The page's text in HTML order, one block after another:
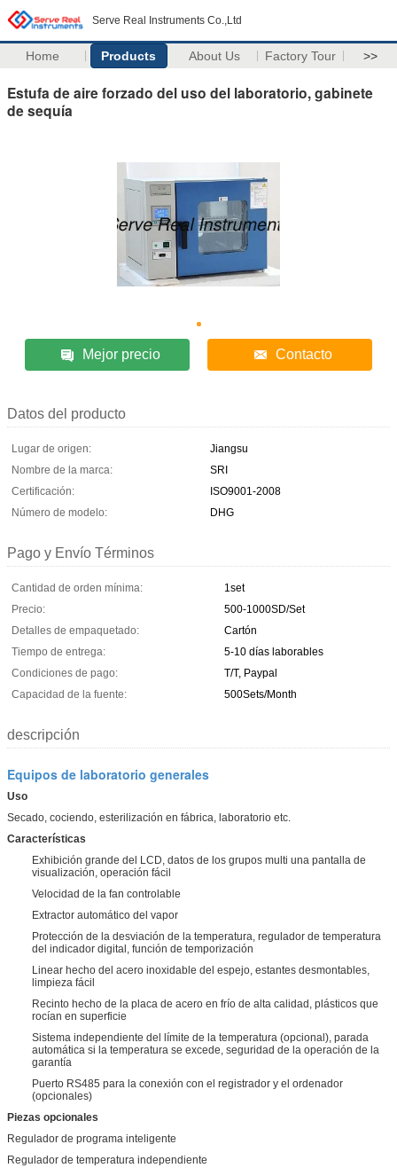
Serve Real Instruments Co.,Ltd
Home Products About Us Factory Tour >>
Estufa de aire forzado del uso del laboratorio, gabinete
de sequía
Mejor precio Contacto
Datos del producto
Lugar de origen:
Jiangsu
Nombre de la marca:
SRI
Certificación:
ISO9001-2008
Número de modelo:
DHG
Pago y Envío Términos
Cantidad de orden mínima:
1set
Precio:
500-1000SD/Set
Detalles de empaquetado:
Cartón
Tiempo de entrega:
5-10 días laborables
Condiciones de pago:
T/T, Paypal
Capacidad de la fuente:
500Sets/Month
descripción
Equipos de laboratorio generales
Uso
Secado, cociendo, esterilización en fábrica, laboratorio etc.
Características
Exhibición grande del LCD, datos de los grupos multi una pantalla de
visualización, operación fácil
Velocidad de la fan controlable
Extractor automático del vapor
Protección de la desviación de la temperatura, regulador de temperatura
del indicador digital, función de temporización
Linear hecho del acero inoxidable del espejo, estantes desmontables,
limpieza fácil
Recinto hecho de la placa de acero en frío de alta calidad, plásticos que
rocían en superficie
Sistema independiente del límite de la temperatura (opcional), parada
automática si la temperatura se excede, seguridad de la operación de la
garantía
Puerto RS485 para la conexión con el registrador y el ordenador
(opcionales)
Piezas opcionales
Regulador de programa inteligente
Regulador de temperatura independiente